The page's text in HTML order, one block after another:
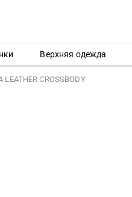
Верхняя одежда
CROSSBODY